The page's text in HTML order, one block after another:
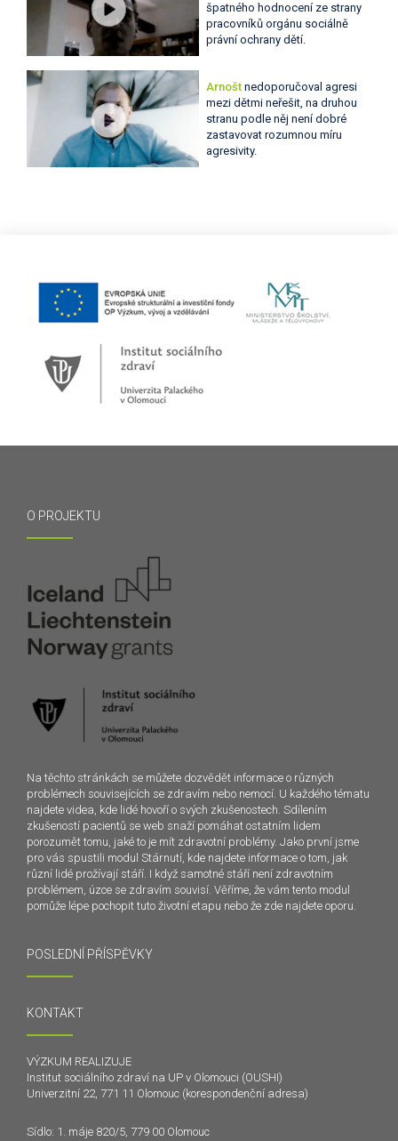
špatného hodnocení ze strany
pracovníků orgánu sociálně
právní ochrany dětí.
Arnošt nedoporučoval agresi
mezi dětmi neřešit, na druhou
stranu podle něj není dobré
zastavovat rozumnou míru
agresivity.
O PROJEKTU
Na těchto stránkách se můžete dozvědět informace o různých
problémech souvisejících se zdravím nebo nemocí. U každého tématu
najdete videa, kde lidé hovoří o svých zkušenostech. Sdílením
zkušeností pacientů se web snaží pomáhat ostatním lidem
porozumět tomu, jaké to je mít zdravotní problémy. Jako první jsme
pro vás spustili modul Stárnutí, kde najdete informace o tom, jak
různí lidé prožívají stáří. I když samotné stáří není zdravotním
problémem, úzce se zdravím souvisí. Věříme, že vám tento modul
pomůže lépe pochopit tuto životní etapu nebo že zde najdete oporu.
POSLEDNÍ PŘÍSPĚVKY
KONTAKT
VÝZKUM REALIZUJE
Institut sociálního zdraví na UP v Olomouci (OUSHI)
Univerzitní 22, 771 11 Olomouc (korespondenční adresa)
Sídlo: 1. máje 820/5, 779 00 Olomouc